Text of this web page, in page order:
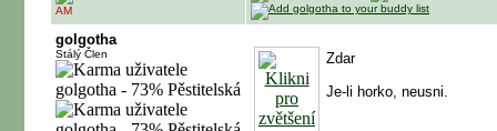
AM
golgotha
Stálý Člen
Zdar
Je-li horko, neusni.